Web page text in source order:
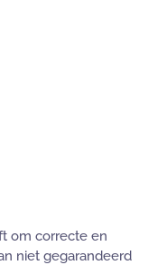
om correcte en
niet gegarandeerd